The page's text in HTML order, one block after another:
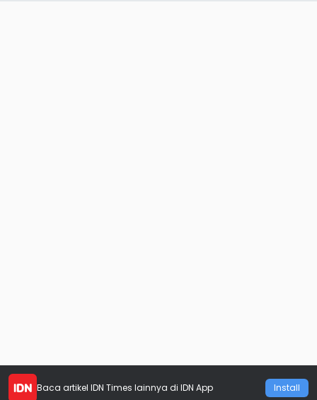
Baca artikel IDN Times lainnya di IDN App Install